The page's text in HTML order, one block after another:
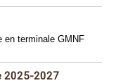
en terminale GMNF
2025-2027